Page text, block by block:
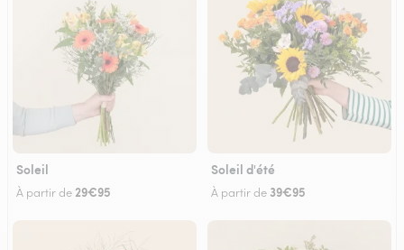
Soleil
À partir de 29€95
Soleil d'été
À partir de 39€95